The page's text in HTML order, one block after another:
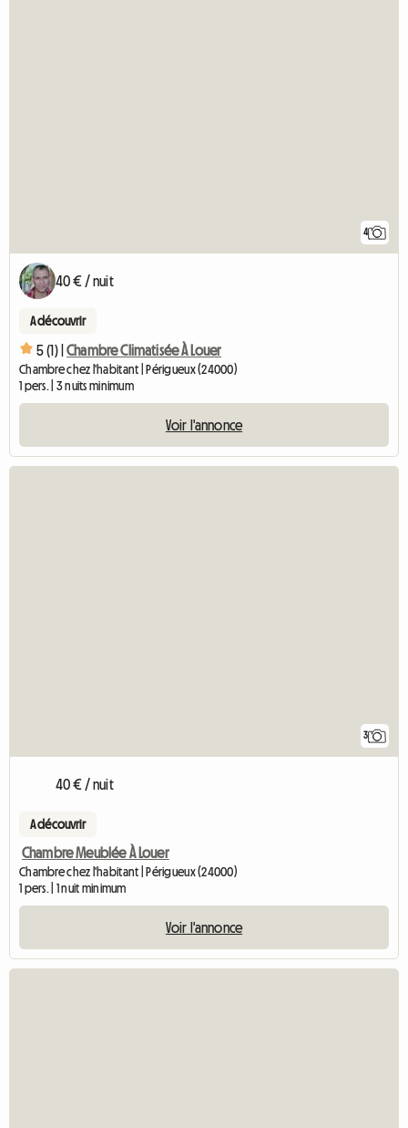
4
40 € / nuit
A découvrir
5 (1) | Chambre Climatisée À Louer
Chambre chez l'habitant | Périgueux (24000)
1 pers. | 3 nuits minimum
Voir l'annonce
3
40 € / nuit
A découvrir
Chambre Meublée À Louer
Chambre chez l'habitant | Périgueux (24000)
1 pers. | 1 nuit minimum
Voir l'annonce